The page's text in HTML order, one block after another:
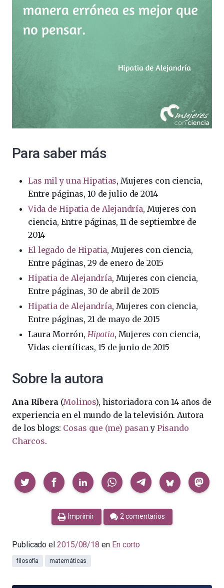
Para saber más
Las mil y una Hipatias, Mujeres con ciencia,
Entre páginas, 10 de julio de 2014
Vida de Hipatia de Alejandría, Mujeres con
ciencia, Entre páginas, 11 de septiembre de
2014
El legado de Hipatia, Mujeres con ciencia,
Entre páginas, 29 de enero de 2015
Hipatia de Alejandría, Mujeres con ciencia,
Entre páginas, 30 de abril de 2015
Hipatia de Alejandría, Mujeres con ciencia,
Entre páginas, 21 de mayo de 2015
Laura Morrón, Hipatia, Mujeres con ciencia,
Vidas científicas, 15 de junio de 2015
Sobre la autora
Ana Ribera(Molinos), historiadora con 14 años de
experiencia en el mundo de la televisión. Autora
de los blogs: Cosas que (me) pasany Pisando
Charcos.
Compartir
Imprimir 2 comentarios
Publicado el 2015/08/18 en En corto
filosofía matemáticas